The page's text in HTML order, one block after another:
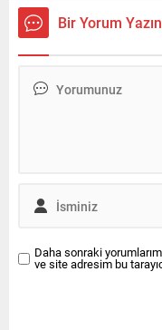
Bir Yorum Yazın
Daha sonraki
ve site adresim bu